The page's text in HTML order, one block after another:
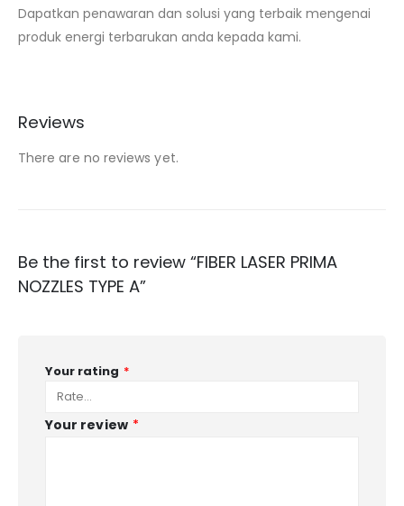
Dapatkan penawaran dan solusi yang terbaik mengenai
produk energi terbarukan anda kepada kami.
Reviews
There are no reviews yet.
Be the first to review “FIBER LASER PRIMA
NOZZLES TYPE A”
Your rating *
Your review *